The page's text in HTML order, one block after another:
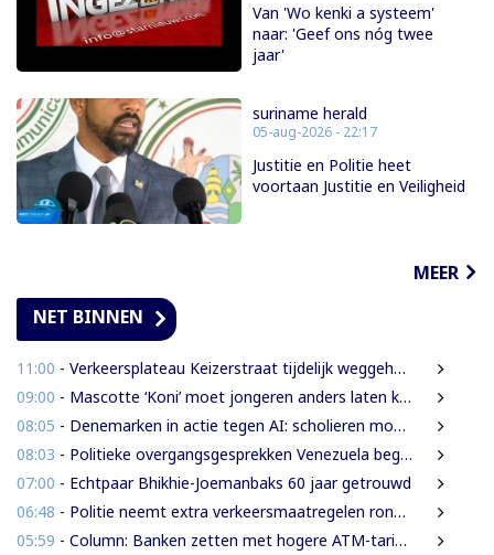
Van 'Wo kenki a systeem'
naar: 'Geef ons nóg twee
jaar'
suriname herald
05-aug-2026 - 22:17
Justitie en Politie heet
voortaan Justitie en Veiligheid
MEER
NET BINNEN
11:00 - Verkeersplateau Keizerstraat tijdelijk weggehaald vanwege chaos rond Domineestraat
09:00 - Mascotte ‘Koni’ moet jongeren anders laten kijken naar Surinaamse houtsector
08:05 - Denemarken in actie tegen AI: scholieren moeten extra mondelinge examens doen
08:03 - Politieke overgangsgesprekken Venezuela beginnen zonder Machado
07:00 - Echtpaar Bhikhie-Joemanbaks 60 jaar getrouwd
06:48 - Politie neemt extra verkeersmaatregelen rond afgesloten Domineestraat
05:59 - Column: Banken zetten met hogere ATM-tarieven digitale economie op achterstand